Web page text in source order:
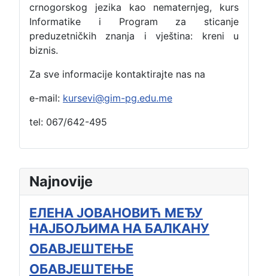
Najnovije
ЕЛЕНА ЈОВАНОВИЋ МЕЂУ
НАЈБОЉИМА НА БАЛКАНУ
ОБАВЈЕШТЕЊЕ
ОБАВЈЕШТЕЊЕ
crnogorskog jezika kao nematernjeg, kurs
Informatike i Program za sticanje
preduzetničkih znanja i vještina: kreni u
biznis.
Za sve informacije kontaktirajte nas na
e-mail: kursevi@gim-pg.edu.me
tel: 067/642-495